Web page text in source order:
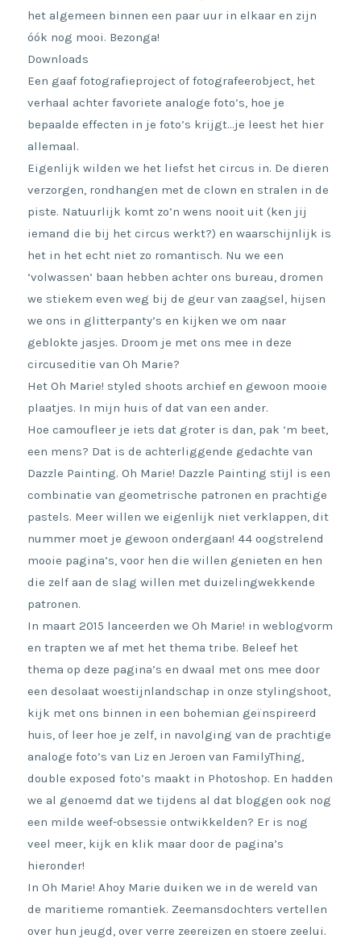
het algemeen binnen een paar uur in elkaar en zijn
óók nog mooi. Bezonga!
Downloads
Een gaaf fotografieproject of fotografeerobject, het
verhaal achter favoriete analoge foto’s, hoe je
bepaalde effecten in je foto’s krijgt…je leest het hier
allemaal.
Eigenlijk wilden we het liefst het circus in. De dieren
verzorgen, rondhangen met de clown en stralen in de
piste. Natuurlijk komt zo’n wens nooit uit (ken jij
iemand die bij het circus werkt?) en waarschijnlijk is
het in het echt niet zo romantisch. Nu we een
‘volwassen’ baan hebben achter ons bureau, dromen
we stiekem even weg bij de geur van zaagsel, hijsen
we ons in glitterpanty’s en kijken we om naar
geblokte jasjes. Droom je met ons mee in deze
circuseditie van Oh Marie?
Het Oh Marie! styled shoots archief en gewoon mooie
plaatjes. In mijn huis of dat van een ander.
Hoe camoufleer je iets dat groter is dan, pak ‘m beet,
een mens? Dat is de achterliggende gedachte van
Dazzle Painting. Oh Marie! Dazzle Painting stijl is een
combinatie van geometrische patronen en prachtige
pastels. Meer willen we eigenlijk niet verklappen, dit
nummer moet je gewoon ondergaan! 44 oogstrelend
mooie pagina’s, voor hen die willen genieten en hen
die zelf aan de slag willen met duizelingwekkende
patronen.
In maart 2015 lanceerden we Oh Marie! in weblogvorm
en trapten we af met het thema tribe. Beleef het
thema op deze pagina’s en dwaal met ons mee door
een desolaat woestijnlandschap in onze stylingshoot,
kijk met ons binnen in een bohemian geïnspireerd
huis, of leer hoe je zelf, in navolging van de prachtige
analoge foto’s van Liz en Jeroen van FamilyThing,
double exposed foto’s maakt in Photoshop. En hadden
we al genoemd dat we tijdens al dat bloggen ook nog
een milde weef-obsessie ontwikkelden? Er is nog
veel meer, kijk en klik maar door de pagina’s
hieronder!
In Oh Marie! Ahoy Marie duiken we in de wereld van
de maritieme romantiek. Zeemansdochters vertellen
over hun jeugd, over verre zeereizen en stoere zeelui.